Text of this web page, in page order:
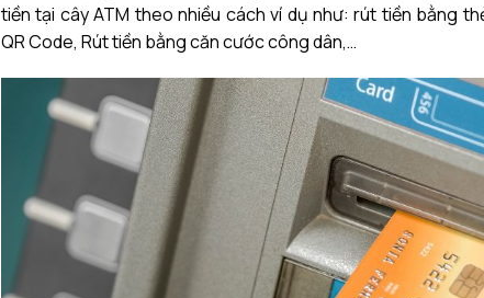
tiền tại cây ATM theo nhiều cách ví dụ như: rút tiền bằng
QR Code, Rút tiền bằng căn cước công dân,…